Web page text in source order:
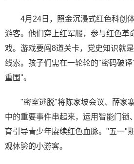
4月24日，照金沉浸式红色科创
游客。他们穿上红军服，参与红色革
戏。游戏要闯8道关卡，党史知识就
线索。孩子们需在一轮轮的"密码破
重围"。
"密室逃脱"将陈家坡会议、薛家
中的重要事件串起来，运用智能门锁
育引导青少年赓续红色血脉。"五一"
观体验的小游客。